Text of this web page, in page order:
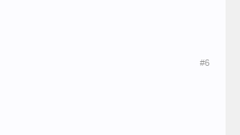
#6